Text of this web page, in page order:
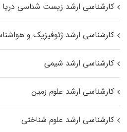
کارشناسی ارشد زیست‌ شناسی دریا
کارشناسی ارشد ژئوفیزیک و
کارشناسی ارشد شیمی
کارشناسی ارشد علوم زمین
کارشناسی ارشد علوم شناختی